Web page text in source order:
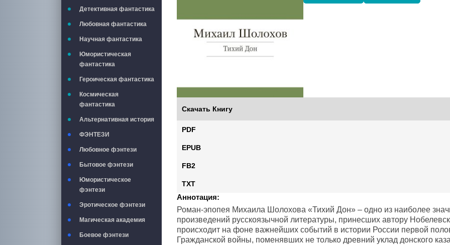
Детективная фантастика
Любовная фантастика
Научная фантастика
Юмористическая
фантастика
Героическая фантастика
Космическая
фантастика
Альтернативная история
ФЭНТЕЗИ
Любовное фэнтези
Бытовое фэнтези
Юмористическое
фэнтези
Эротическое фэнтези
Магическая академия
Боевое фэнтези
Скачать Книгу
PDF
EPUB
FB2
TXT
Аннотация:
Роман-эпопея Михаила Шолохова «Тихий Дон» – одно из наиболее
произведений русскоязычной литературы, принесших автору
происходит на фоне важнейших событий в истории России первой
Гражданской войны, поменявших не только древний уклад донского